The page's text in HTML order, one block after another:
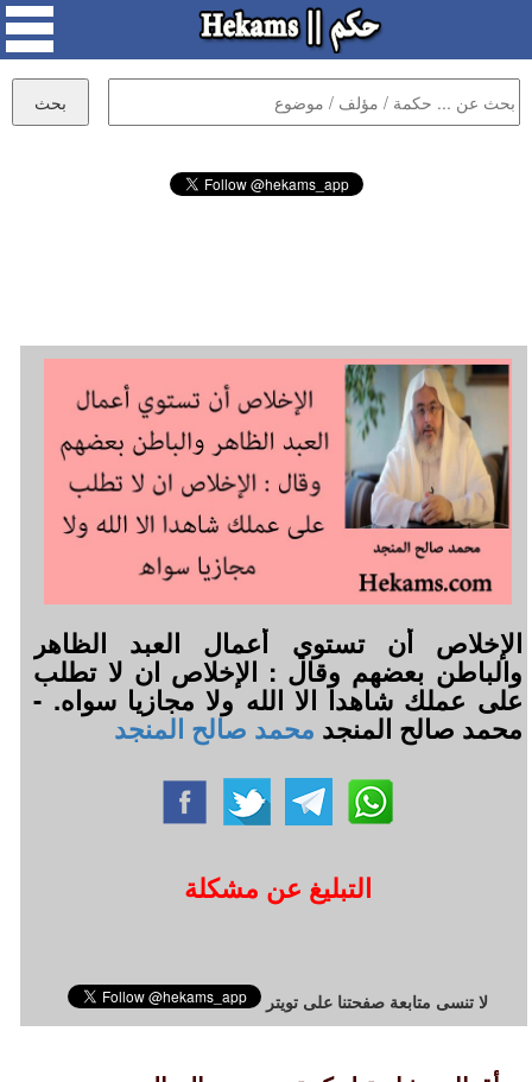
الإخلاص أن تستوي أعمال العبد الظاهر
والباطن بعضهم وقال : الإخلاص ان لا تطلب
على عملك شاهدا الا الله ولا مجازيا سواه. -
محمد صالح المنجد محمد صالح المنجد
التبليغ عن مشكلة
لا تنسى متابعة صفحتنا على تويتر